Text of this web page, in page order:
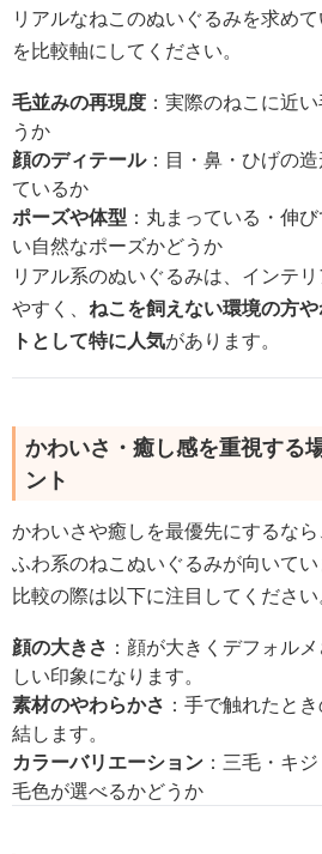
リアルなねこのぬいぐるみを求め
を比較軸にしてください。
毛並みの再現度 ：実際のねこに近
うか
顔のディテール：目・鼻・ひげの
ているか
ポーズや体型 ：丸まっている・伸
い自然なポーズかどうか
リアル系のぬいぐるみは、インテ
やすく、 ねこを飼えない環境の方
トとして特に人気があります。
かわいさ・癒し感を重視する
ント
かわいさや癒しを最優先にするな
ふわ系のねこぬいぐるみが向いてい
比較の際は以下に注目してください
顔の大きさ ：顔が大きくデフォル
しい印象になります。
素材のやわらかさ ：手で触れたと
結します。
カラーバリエーション ：三毛・キ
毛色が選べるかどうか